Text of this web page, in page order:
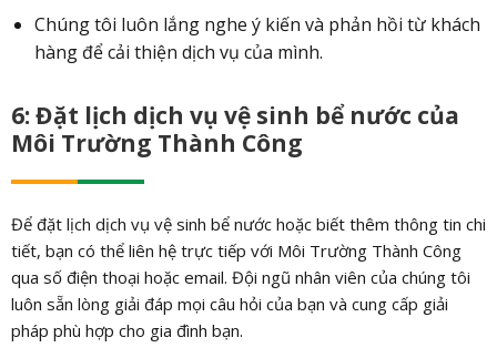
Chúng tôi luôn lắng nghe ý kiến và phản hồi từ khách
hàng để cải thiện dịch vụ của mình.
6: Đặt lịch dịch vụ vệ sinh bể nước của
Môi Trường Thành Công
Để đặt lịch dịch vụ vệ sinh bể nước hoặc biết thêm thông tin chi
tiết, bạn có thể liên hệ trực tiếp với Môi Trường Thành Công
qua số điện thoại hoặc email. Đội ngũ nhân viên của chúng tôi
luôn sẵn lòng giải đáp mọi câu hỏi của bạn và cung cấp giải
pháp phù hợp cho gia đình bạn.